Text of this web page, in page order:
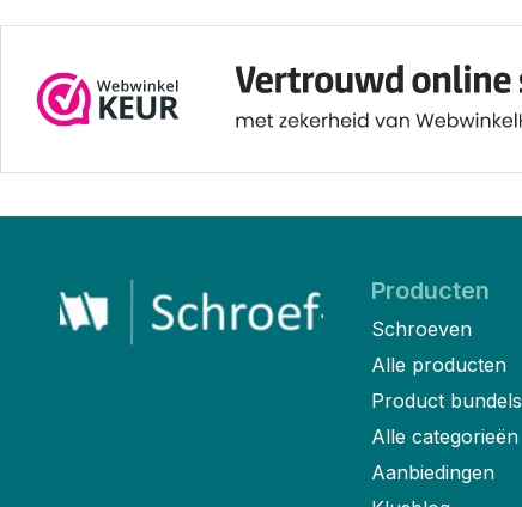
Producten
Schroeven
Alle producten
Product bundels
Alle categorieën
Aanbiedingen